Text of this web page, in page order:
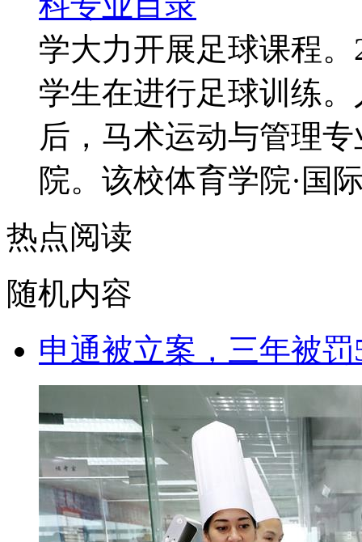
学大力开展足球课程
学生在进行足球训练
后，马术运动与管理
院。该校体育学院·国
热点阅读
随机内容
申通被立案，三年被罚